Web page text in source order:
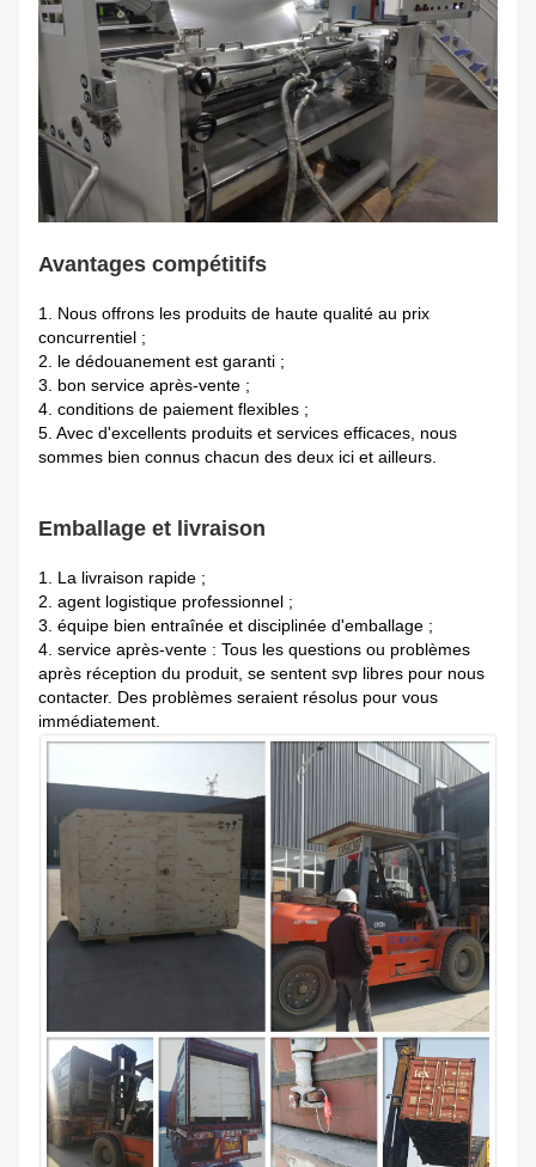
Avantages compétitifs
1. Nous offrons les produits de haute qualité au prix
concurrentiel ;
2. le dédouanement est garanti ;
3. bon service après-vente ;
4. conditions de paiement flexibles ;
5. Avec d'excellents produits et services efficaces, nous
sommes bien connus chacun des deux ici et ailleurs.
Emballage et livraison
1. La livraison rapide ;
2. agent logistique professionnel ;
3. équipe bien entraînée et disciplinée d'emballage ;
4. service après-vente : Tous les questions ou problèmes
après réception du produit, se sentent svp libres pour nous
contacter. Des problèmes seraient résolus pour vous
immédiatement.